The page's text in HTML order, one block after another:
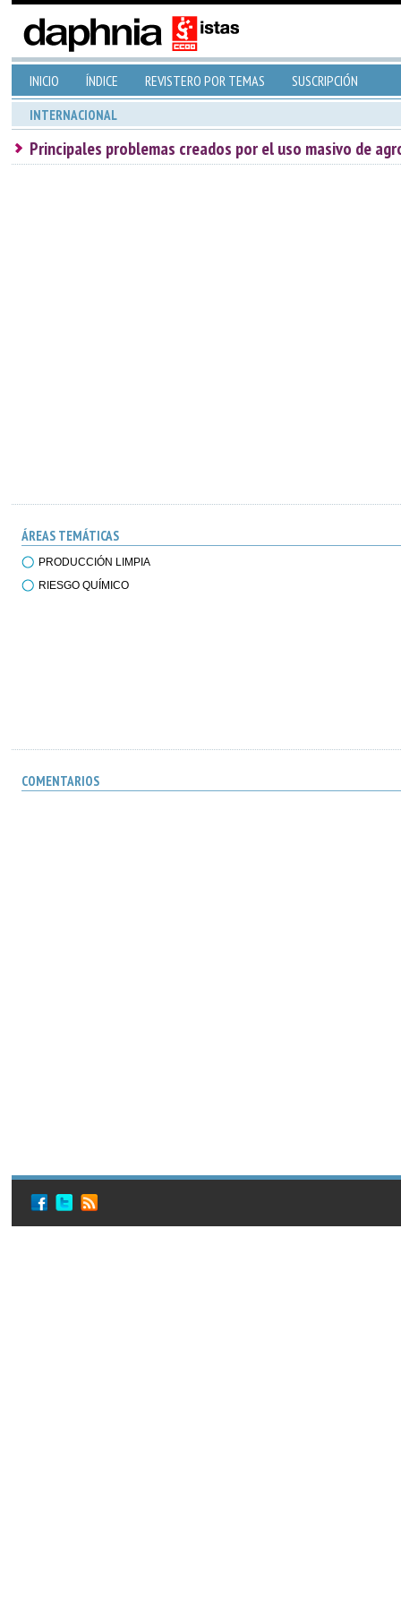
INICIO ÍNDICE REVISTERO POR TEMAS SUSCRIPCIÓN
INTERNACIONAL
Principales problemas creados por el uso masivo de
ÁREAS TEMÁTICAS
PRODUCCIÓN LIMPIA
RIESGO QUÍMICO
COMENTARIOS